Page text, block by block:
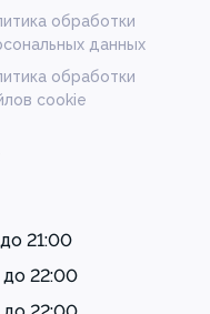
обработки
данных
обработки
cookie
21:00
22:00